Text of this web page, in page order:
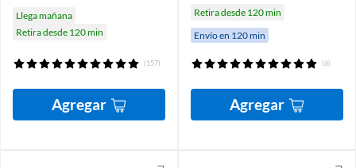
Llega mañana
Retira desde 120 min
(157)
Agregar
Retira desde 120 min
Envío en 120 min
(6)
Agregar